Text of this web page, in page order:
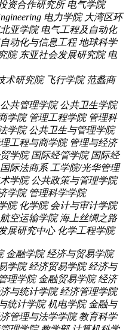
资合作研究所 电气学院
电力学院 大湾区环
亚学院 电气工程及自动化
动化与信息工程 地球科学
院 东亚社会发展研究院 电
术研究院 飞行学院 范蠡商
公共管理学院 公共卫生学院
学院 管理工程学院 管理科
学院 公共卫生与管理学院
工程与商学院 管理与经济
学院 国际经管学院 国际经
国际法商系 工学院/光华管理
学院 公共政策与管理学院
学院 管理科学学院
院 化学院 会计与审计学院
航空运输学院 海上丝绸之路
展研究中心 化学工程学院
金融学院 经济与贸易学院
学院 经济贸易学院 经济与
理学院 金融贸易学院 经济
与统计学院 经济管理学院
统计学院 机电学院 金融与
管理与法学学院 教育科学